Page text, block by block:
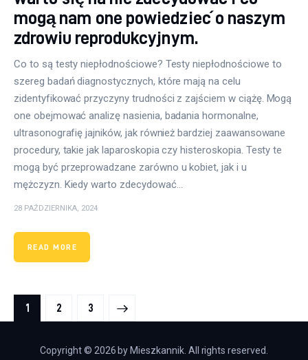
mogą nam one powiedzieć o naszym
zdrowiu reprodukcyjnym.
Co to są testy niepłodnościowe? Testy niepłodnościowe to
szereg badań diagnostycznych, które mają na celu
zidentyfikować przyczyny trudności z zajściem w ciążę. Mogą
one obejmować analizę nasienia, badania hormonalne,
ultrasonografię jajników, jak również bardziej zaawansowane
procedury, takie jak laparoskopia czy histeroskopia. Testy te
mogą być przeprowadzane zarówno u kobiet, jak i u
mężczyzn. Kiedy warto zdecydować…
28 PAŹDZIERNIKA, 2024
READ MORE
Stronicowanie wpisów
PAGE
1 PAGE
2 PAGE
3
Copyright © 2026 by Mieszkannik. All rights reserved.